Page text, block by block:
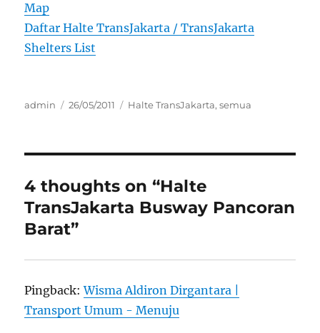
Map
Daftar Halte TransJakarta / TransJakarta
Shelters List
Author
admin
Posted
26/05/2011 Categories
Halte TransJakarta,semua
4 thoughts on “Halte
TransJakarta Busway Pancoran
Barat”
Pingback:Wisma Aldiron Dirgantara |
Transport Umum - Menuju